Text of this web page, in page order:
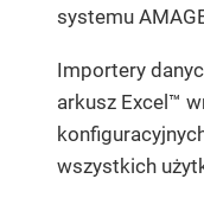
systemu
Importery
arkusz Excel™
wszystkich